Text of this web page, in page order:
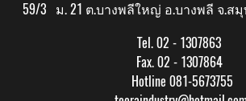
59/3 ม. 21 ต.บางพลีใหญ่ อ.บางพลี จ.สมุ
Tel. 02 - 1307863
Fax. 02 - 1307864
Hotline 081-5673755